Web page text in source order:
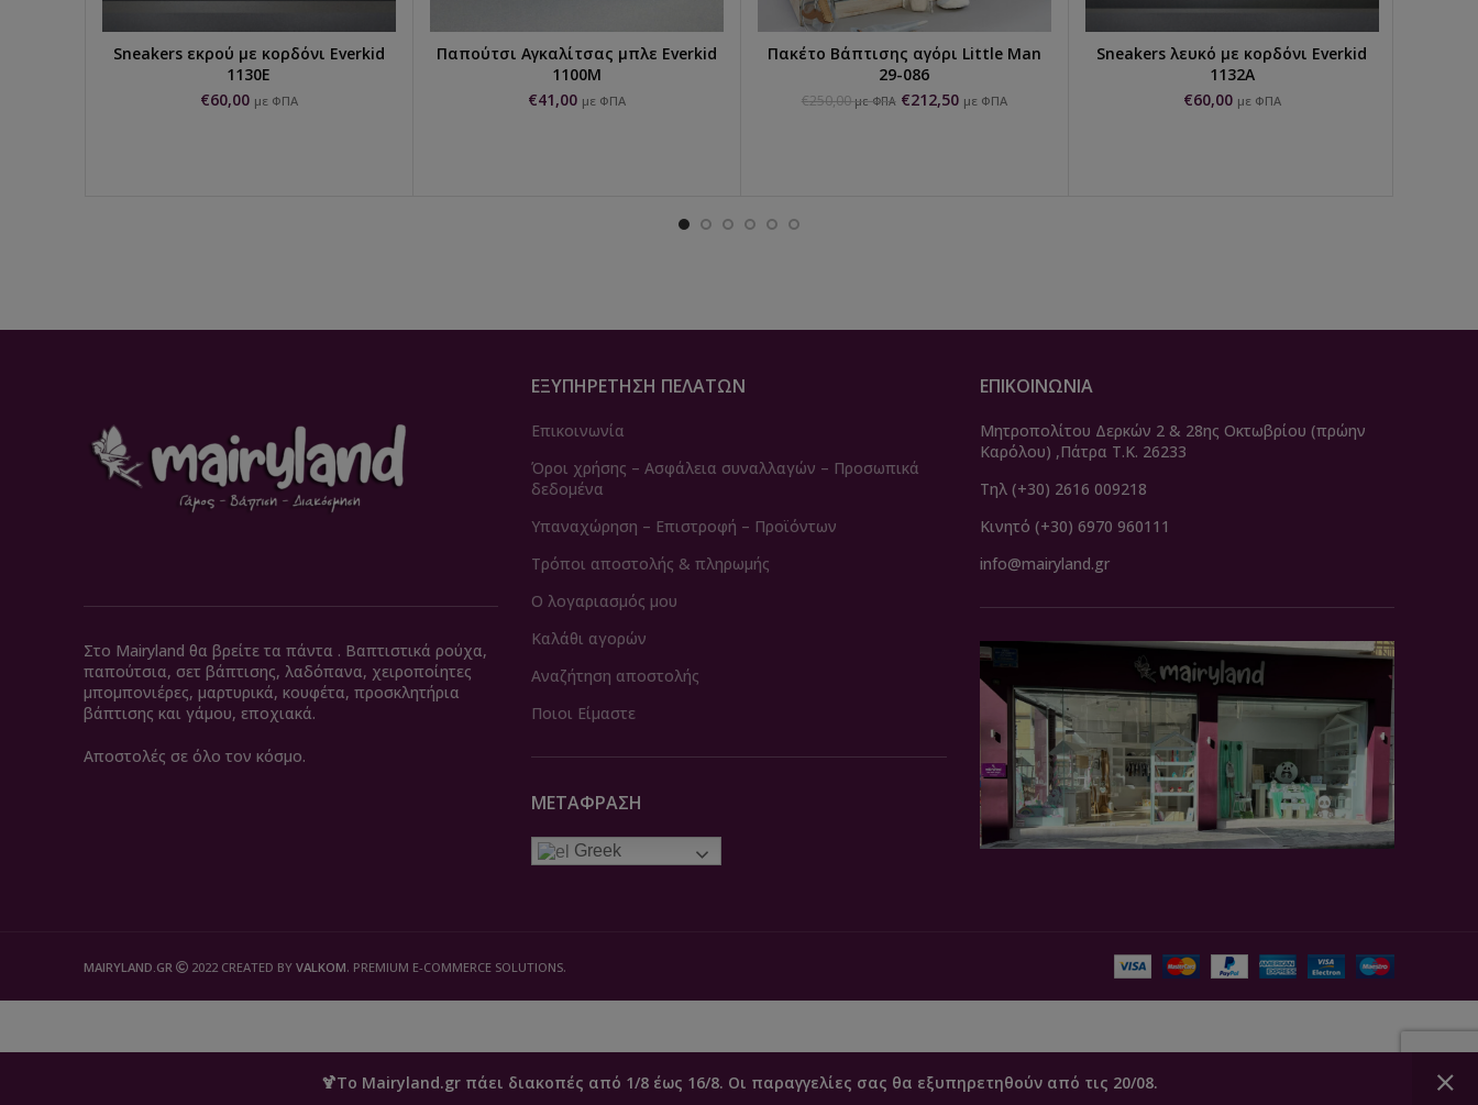
🍹Το Mairyland.gr πάει διακοπές από 1/8 έως 16/8. Οι παραγγελίες σας θα εξυπηρετηθούν από τις 20/08.
ΕΠΙΛΟΓΉ...
Sneakers εκρού με κορδόνι Everkid
1130E
€60,00 με ΦΠΑ
ΕΠΙΛΟΓΉ...
Παπούτσι Αγκαλίτσας μπλε Everkid
1100M
€41,00 με ΦΠΑ
ΠΡΟΣΘΉΚΗ ΣΤΟ ΚΑΛΆΘΙ
Πακέτο Βάπτισης αγόρι Little Man
29-086
€250,00 με ΦΠΑ €212,50 με ΦΠΑ
ΕΠΙΛΟΓΉ...
Sneakers λευκό με κορδόνι Everkid
1132A
€60,00 με ΦΠΑ
Στο Mairyland θα βρείτε τα πάντα . Βαπτιστικά ρούχα,
παπούτσια, σετ βάπτισης, λαδόπανα, χειροποίητες
μπομπονιέρες, μαρτυρικά, κουφέτα, προσκλητήρια
βάπτισης και γάμου, εποχιακά.
Αποστολές σε όλο τον κόσμο.
ΕΞΥΠΗΡΈΤΗΣΗ ΠΕΛΑΤΏΝ
Επικοινωνία
Όροι χρήσης – Ασφάλεια συναλλαγών – Προσωπικά
δεδομένα
Υπαναχώρηση – Επιστροφή – Προϊόντων
Τρόποι αποστολής & πληρωμής
Ο λογαριασμός μου
Καλάθι αγορών
Αναζήτηση αποστολής
Ποιοι Είμαστε
ΜΕΤΆΦΡΑΣΗ
Greek
ΕΠΙΚΟΙΝΩΝΙΑ
Μητροπολίτου Δερκών 2 & 28ης Οκτωβρίου (πρώην
Καρόλου) ,Πάτρα Τ.Κ. 26233
Τηλ (+30) 2616 009218
Κινητό (+30) 6970 960111
info@mairyland.gr
MAIRYLAND.GR 2022 CREATED BY VALKOM. PREMIUM E-COMMERCE SOLUTIONS.